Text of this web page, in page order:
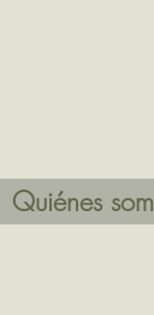
Quiénes